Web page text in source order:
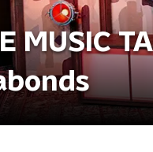
MUSIC